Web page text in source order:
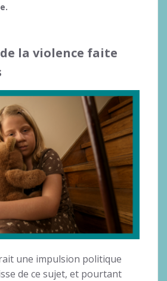
la violence faite
une impulsion politique
de ce sujet, et pourtant